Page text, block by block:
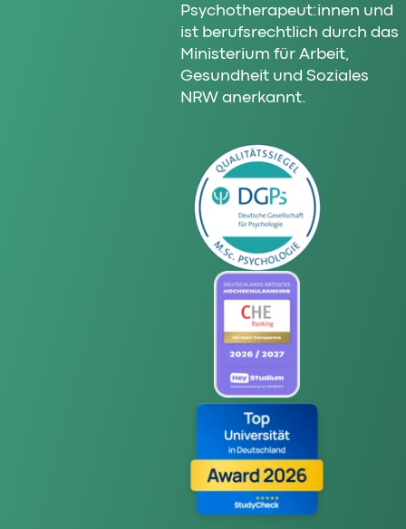
Psychotherapeut:innen und
ist berufsrechtlich durch das
Ministerium für Arbeit,
Gesundheit und Soziales
NRW anerkannt.